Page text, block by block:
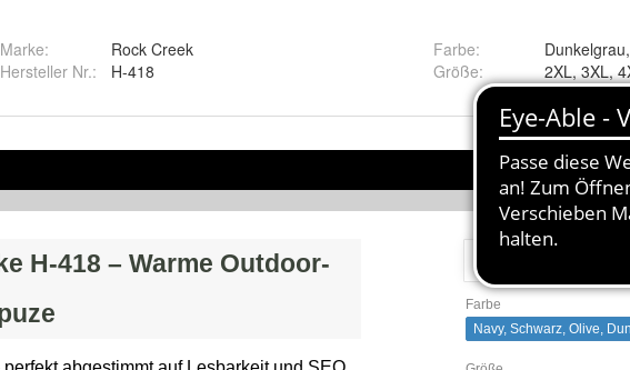
Marke:
Rock Creek
Hersteller Nr.:
H-418
Farbe:
Größe: